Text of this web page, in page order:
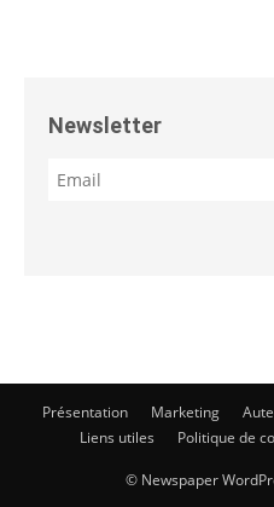
Newsletter
Présentation Marketing
Liens utiles
Politique de
© Newspaper